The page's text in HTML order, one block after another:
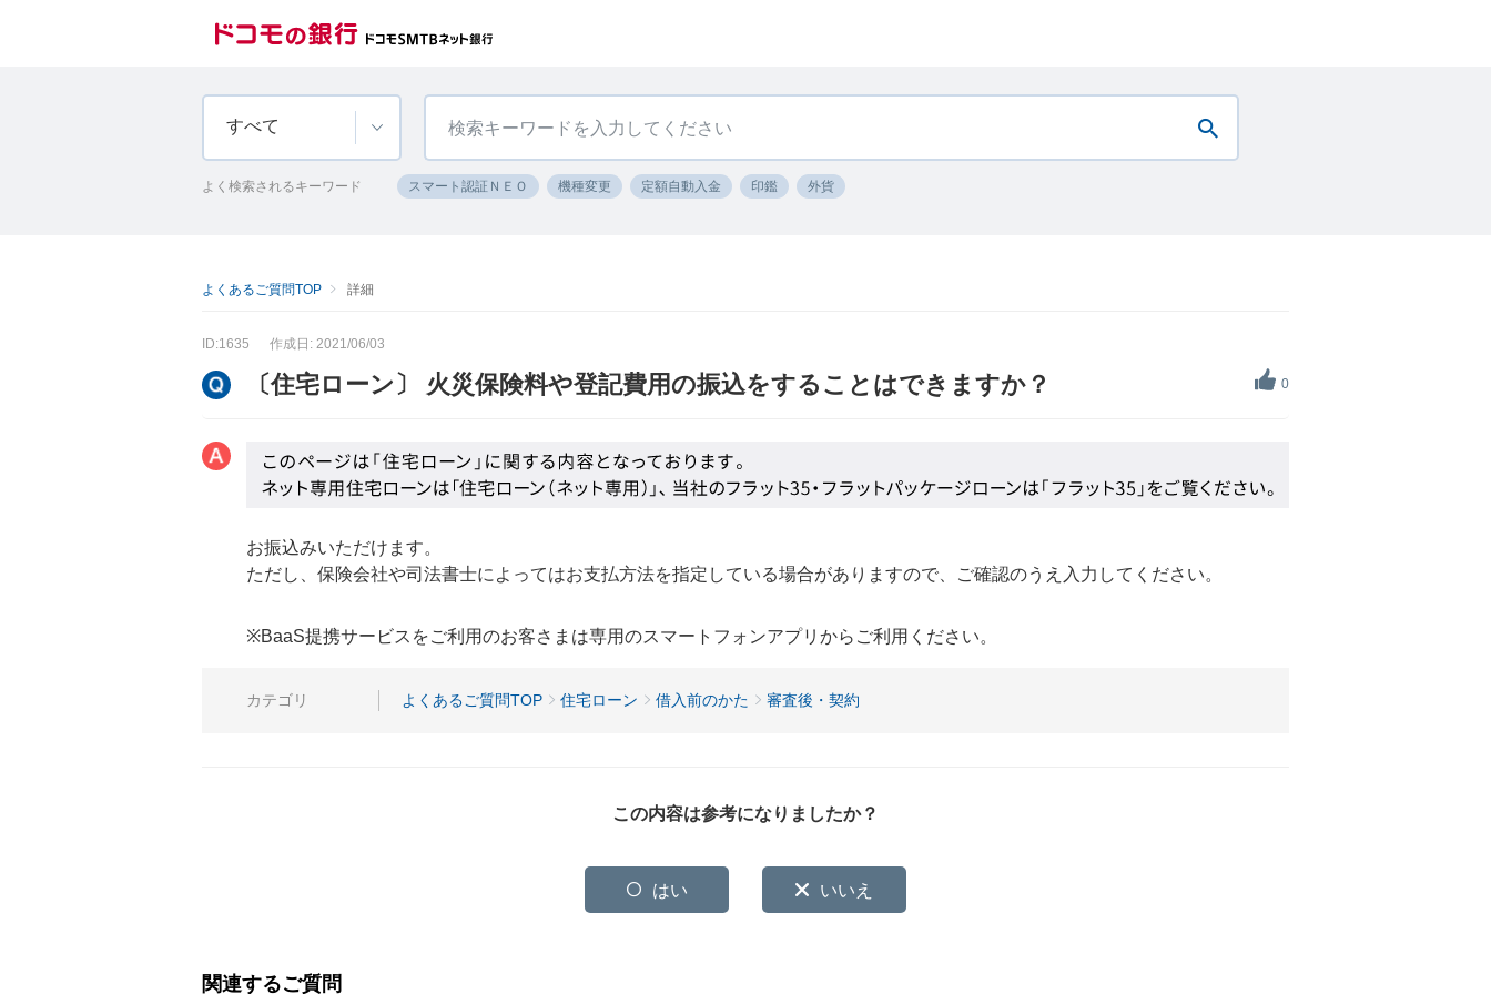
すべて
よく検索されるキーワード スマート認証ＮＥＯ 機種変更 定額自動入金 印鑑 外貨
よくあるご質問TOP 詳細
ID:1635 作成日: 2021/06/03
0
〔住宅ローン〕 火災保険料や登記費用の振込をすることはできますか？
お振込みいただけます。
ただし、保険会社や司法書士によってはお支払方法を指定している場合がありますので、ご確認のうえ入力してください。
※BaaS提携サービスをご利用のお客さまは専用のスマートフォンアプリからご利用ください。
カテゴリ よくあるご質問TOP 住宅ローン 借入前のかた 審査後・契約
この内容は参考になりましたか？
はい いいえ
関連するご質問